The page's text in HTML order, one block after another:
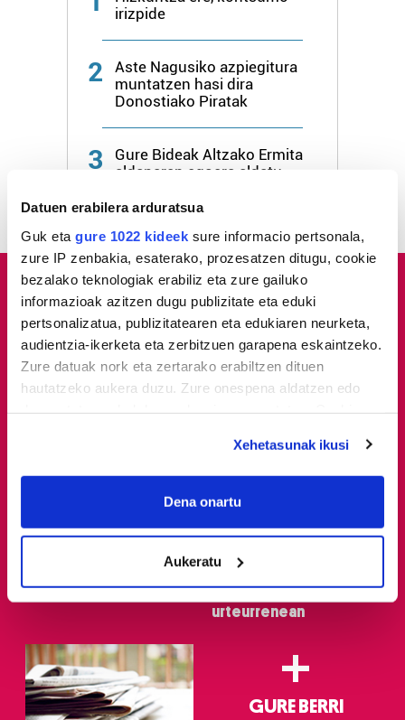
Datuen erabilera arduratsua
Guk eta gure 1022 kideek sure informacio pertsonala,
zure IP zenbakia, esaterako, prozesatzen ditugu, cookie
bezalako teknologiak erabiliz eta zure gailuko
informazioak azitzen dugu publizitate eta eduki
pertsonalizatua, publizitatearen eta edukiaren neurketa,
audientzia-ikerketa eta zerbitzuen garapena eskaintzeko.
Zure datuak nork eta zertarako erabiltzen dituen
hautatzeko aukera duzu. Zure onespena aldatzen edo
If you allow, we would also like to:
Collect information about your geographical
meters
Identify your device by actively scanning it for
specific characteristics (fingerprinting)
Find out more about how your personal data is processed
Guk eta gure bazkideek zure datu pertsonalak
prozesatzen ditugu, zure IP zenbakia, besteak beste,
Xehetasunak ikusi
Dena onartu
Aukeratu
irizpide
2
Aste Nagusiko azpiegitura
muntatzen hasi dira
Donostiako Piratak
3
Gure Bideak Altzako Ermita
aldaparen egoera aldatu
Eskaintzak
LA ENCARTADA
Gure berri.
'Atzera begira,
Dinamitarekin' ibilaldi
historikoa, 36ko
gerraren 90.
urteurrenean
+
GURE BERRI